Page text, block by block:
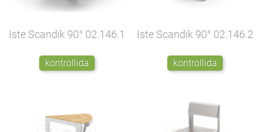
Iste Scandik 90° 02.146.1
kontrollida
Iste Scandik 90° 02.146.2
kontrollida